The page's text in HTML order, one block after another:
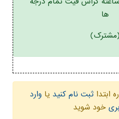
ها
(مشترک)
ابتدا ثبت نام کنید یا وارد
خود شوید